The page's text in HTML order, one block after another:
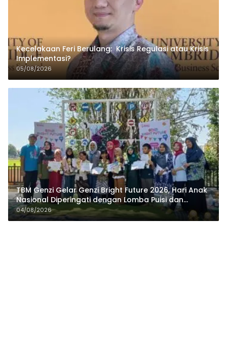
Kecelakaan Feri Berulang: Krisis Regulasi atau Krisis
Implementasi?
05/08/2026
TBM Genzi Gelar Genzi Bright Future 2026, Hari Anak
Nasional Diperingati dengan Lomba Puisi dan
Tembang Dolanan
04/08/2026